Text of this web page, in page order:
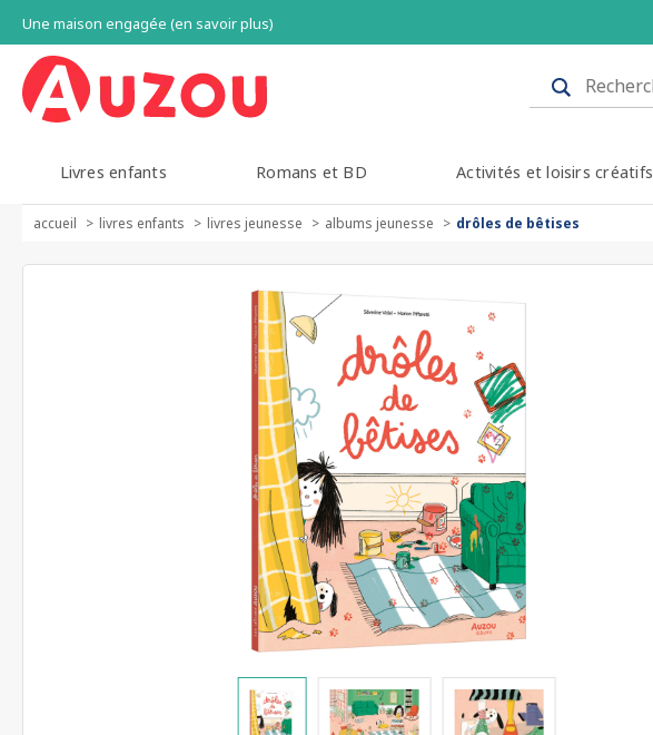
Une maison engagée (en savoir plus)
Livres enfants Romans et BD Activités et loisirs créatifs
accueil livres enfants livres jeunesse albums jeunesse drôles de bêtises